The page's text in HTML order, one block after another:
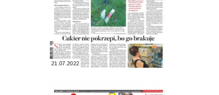
21.07.2022